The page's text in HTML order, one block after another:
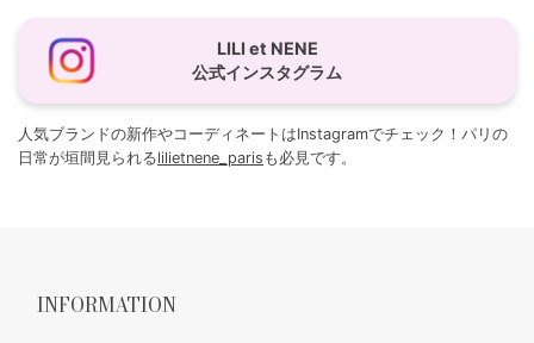
LILI et NENE
公式インスタグラム
人気ブランドの新作やコーディネートはInstagramでチェック！パリの
日常が垣間見られるlilietnene_paris も必見です。
INFORMATION